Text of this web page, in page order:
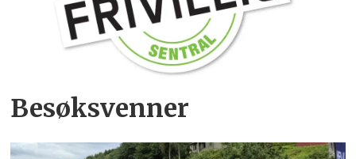
Besøksvenner